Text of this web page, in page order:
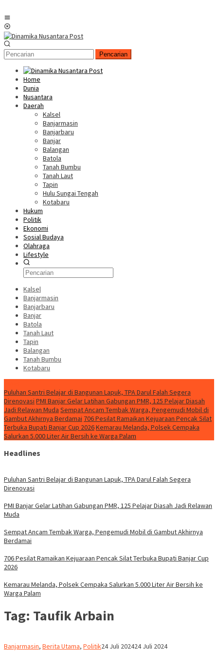
Pencarian
Home
Dunia
Nusantara
Daerah
Kalsel
Banjarmasin
Banjarbaru
Banjar
Balangan
Batola
Tanah Bumbu
Tanah Laut
Tapin
Hulu Sungai Tengah
Kotabaru
Hukum
Politik
Ekonomi
Sosial Budaya
Olahraga
Lifestyle
Kalsel
Banjarmasin
Banjarbaru
Banjar
Batola
Tanah Laut
Tapin
Balangan
Tanah Bumbu
Kotabaru
Puluhan Santri Belajar di Bangunan Lapuk, TPA Darul Falah Segera
Direnovasi PMI Banjar Gelar Latihan Gabungan PMR, 125 Pelajar Diasah
Jadi Relawan Muda Sempat Ancam Tembak Warga, Pengemudi Mobil di
Gambut Akhirnya Berdamai 706 Pesilat Ramaikan Kejuaraan Pencak Silat
Terbuka Bupati Banjar Cup 2026Kemarau Melanda, Polsek Cempaka
Salurkan 5.000 Liter Air Bersih ke Warga Palam
Headlines
Puluhan Santri Belajar di Bangunan Lapuk, TPA Darul Falah Segera
Direnovasi
PMI Banjar Gelar Latihan Gabungan PMR, 125 Pelajar Diasah Jadi Relawan
Muda
Sempat Ancam Tembak Warga, Pengemudi Mobil di Gambut Akhirnya
Berdamai
706 Pesilat Ramaikan Kejuaraan Pencak Silat Terbuka Bupati Banjar Cup
2026
Kemarau Melanda, Polsek Cempaka Salurkan 5.000 Liter Air Bersih ke
Warga Palam
Tag: Taufik Arbain
Banjarmasin, Berita Utama, PolitikRedaksi
24 Juli 202424 Juli 2024